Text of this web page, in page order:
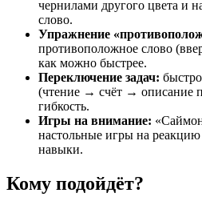
чернилами другого цвета и
слово.
Упражнение
противоположное слово
как можно быстрее.
Переключение задач:
(чтение → счёт → описание
гибкость.
Игры на внимание:
настольные игры на
навыки.
Кому подойдёт?